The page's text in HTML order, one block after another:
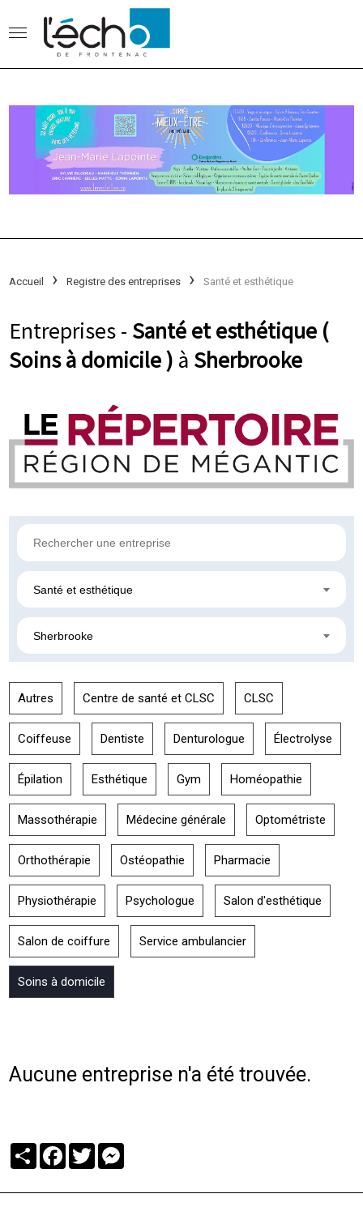
Accueil Registre des entreprises Santé et esthétique
Entreprises - Santé et esthétique (
Soins à domicile ) à Sherbrooke
Santé et esthétique
Sherbrooke
Autres Centre de santé et CLSC CLSC
Coiffeuse Dentiste Denturologue Électrolyse
Épilation Esthétique Gym Homéopathie
Massothérapie Médecine générale Optométriste
Orthothérapie Ostéopathie Pharmacie
Physiothérapie Psychologue Salon d'esthétique
Salon de coiffure Service ambulancier
Soins à domicile
Aucune entreprise n'a été trouvée.
PartagerFacebook
Twitter